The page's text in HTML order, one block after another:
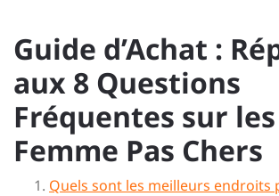
Guide d’Achat :
aux 8 Questions
Fréquentes sur
Femme Pas Chers
Quels sont les meilleurs